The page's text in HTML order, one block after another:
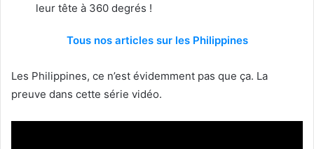
leur tête à 360 degrés !
Tous nos articles sur les Philippines
Les Philippines, ce n’est évidemment pas que ça. La
preuve dans cette série vidéo.